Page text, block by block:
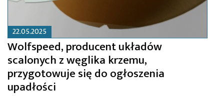
22.05.2025
Wolfspeed, producent układów
scalonych z węglika krzemu,
przygotowuje się do ogłoszenia
upadłości